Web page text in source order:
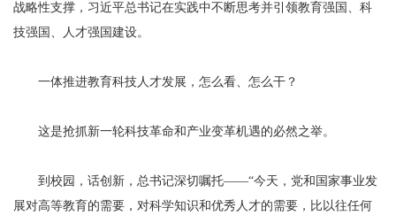
战略性支撑，习近平总书记在实践中不断思考并引领教育强国、科
技强国、人才强国建设。
一体推进教育科技人才发展，怎么看、怎么干？
这是抢抓新一轮科技革命和产业变革机遇的必然之举。
到校园，话创新，总书记深切嘱托——“今天，党和国家事业发
展对高等教育的需要，对科学知识和优秀人才的需要，比以往任何